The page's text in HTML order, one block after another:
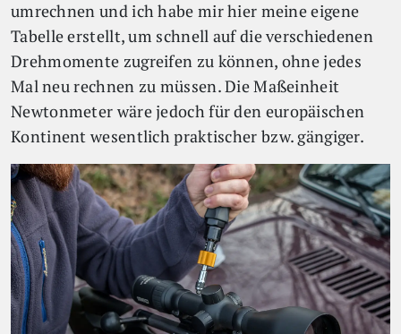
umrechnen und ich habe mir hier meine eigene
Tabelle erstellt, um schnell auf die verschiedenen
Drehmomente zugreifen zu können, ohne jedes
Mal neu rechnen zu müssen. Die Maßeinheit
Newtonmeter wäre jedoch für den europäischen
Kontinent wesentlich praktischer bzw. gängiger.